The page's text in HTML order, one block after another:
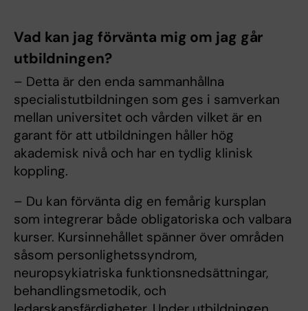
Vad kan jag förvänta mig om jag går
utbildningen?
– Detta är den enda sammanhållna
specialistutbildningen som ges i samverkan
mellan universitet och vården vilket är en
garant för att utbildningen håller hög
akademisk nivå och har en tydlig klinisk
koppling.
– Du kan förvänta dig en femårig kursplan
som integrerar både obligatoriska och valbara
kurser. Kursinnehållet spänner över områden
såsom personlighetssyndrom,
neuropsykiatriska funktionsnedsättningar,
behandlingsmetodik, och